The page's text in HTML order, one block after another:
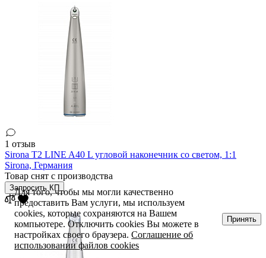
1 отзыв
Sirona T2 LINE A40 L угловой наконечник со светом, 1:1
Sirona, Германия
Товар снят с производства
Запросить КП
Для того, чтобы мы могли качественно
предоставить Вам услуги, мы используем
cookies, которые сохраняются на Вашем
компьютере. Отключить cookies Вы можете в
настройках своего браузера.Соглашение об
использовании файлов cookies
Принять